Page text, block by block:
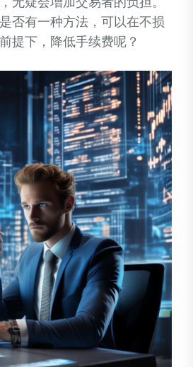
否有一种方法，可以在不损
提下，降低手续费呢？